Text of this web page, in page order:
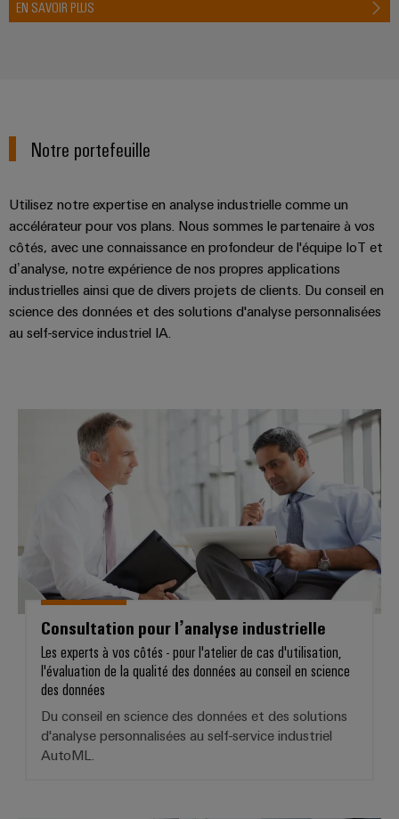
de
une
du
climat
dans
le
transport
ferrooviaire
Construction
complètes
pour
l'industrie
maritime
Traitement
l'eau
des
eaux
usées
Solutions
pour
l'industrie
de
l'eau
et
des
Outils
Mesure
Weidmüller
IA
industrielle
Accès
distant
services
industriels
easyConnect
Workplace
accessoires
Outils
Machines
automatiques
Logiciels
Repérages
EN SAVOIR PLUS
Notre portefeuille
Utilisez notre expertise en analyse industrielle comme un
accélérateur pour vos plans. Nous sommes le partenaire à vos
côtés, avec une connaissance en profondeur de l'équipe IoT et
d’analyse, notre expérience de nos propres applications
industrielles ainsi que de divers projets de clients. Du conseil en
science des données et des solutions d'analyse personnalisées
au self-service industriel IA.
Consultation pour l’analyse
Consultation pour l’analyse industrielle
Les experts à vos côtés - pour l'atelier de cas d'utilisation,
l'évaluation de la qualité des données au conseil en science
des données
Du conseil en science des données et des solutions
d'analyse personnalisées au self-service industriel
AutoML.